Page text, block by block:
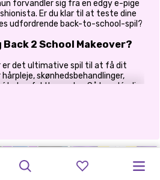
forvandler sig fra en edgy e-pige
Er du klar til at teste dine
udfordrende back-to-school-spil?
2 School Makeover?
er det ultimative spil til at få dit
skønhedsbehandlinger,
glamfyldt eventyr. Så kanalér din
look: fra mørke lokker til en
rocker sin klassiske e-pige-stil
for at gøre hende til den
Først og fremmest er det